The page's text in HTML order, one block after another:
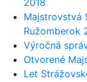
2018
Majstrovstvá
Ružomberok
Výročná
Otvorené
Let